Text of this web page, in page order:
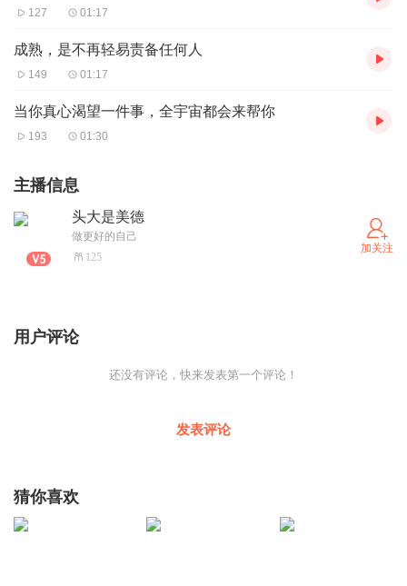
127 01:17
成熟，是不再轻易责备任何人
149 01:17
当你真心渴望一件事，全宇宙都会来帮你
193 01:30
主播信息
头大是美德
做更好的自己
125
加关注
用户评论
还没有评论，快来发表第一个评论！
发表评论
猜你喜欢